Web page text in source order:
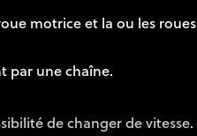
motrice et la ou les roues
par une chaîne.
de changer de vitesse.